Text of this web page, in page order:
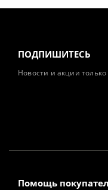
ПОДПИШИТЕСЬ
Новости и акции
Помощь